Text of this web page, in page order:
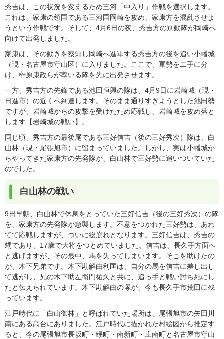
秀吉は、この状況を変えるため三河「中入り」作戦を選択します。
これは、家康の領国である三河国岡崎を攻め、家康方を混乱させよ
うという作戦です。そして、4月6日の夜、秀吉方の別動隊が岡崎へ
向けて出発しました。
家康は、その動きを察知し岡崎へ進軍する秀吉方の後を追い小幡城
（現・名古屋市守山区）に入りました。ここで、軍勢を二手に分
け、榊原康政らが率いる隊を先に出発させます。
一方、秀吉方の先鋒である池田恒興の隊は、4月9日に岩崎城（現・
日進市）の近くへ到達します。そのまま通りすぎようとした池田勢
ですが、岩崎城からの攻撃を受けたため応戦し、岩崎城を攻め落と
します【岩崎城の戦い】。
同じ頃、秀吉方の最後尾である三好信吉（後の三好秀次）隊は、白
山林（現・尾張旭市）に留まっていました。しかし、実は小幡城か
らやってきた家康方の先発隊が、白山林で三好勢に追いついていた
のでした。
白山林の戦い
9日早朝、白山林で休息をとっていた三好信吉（後の三好秀次）の隊
を、家康方の先発隊が急襲します。不意をつかれた三好勢は、あわ
てて応戦しますが、ついに総崩れとなります。三好信吉は、秀吉の
甥であり、17歳で大将をつとめていました。信吉は、長久手方面へ
と逃げますが、その最中、馬を失ってしまいます。そこを助けたの
が、木下兄弟です。木下勘解由利匡は、自分の馬を信吉に差し出し
て逃がし、兄の木下助左衛門祐久と共に、追っ手と戦い討ち死にし
たと伝えられています。木下勘解由の塚が、今も長久手市荒田に残
っています。
江戸時代に「白山御林」と呼ばれていた場所は、尾張旭市の矢田川
南にある高台にありました。江戸時代に描かれた村絵図から推定す
ると、今の尾張旭市長坂町・緑町・南新町・庄南町と名古屋市守山